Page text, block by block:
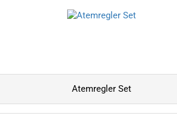
Atemregler Set